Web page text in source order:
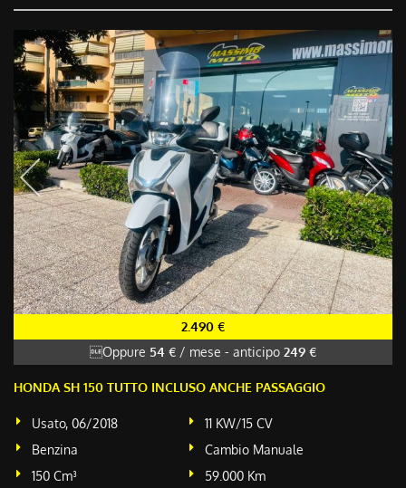
2.490 €
Oppure 54 € / mese - anticipo 249 €
HONDA SH 150 TUTTO INCLUSO ANCHE PASSAGGIO
Usato, 06/2018
11 KW/15 CV
Benzina
Cambio Manuale
150 Cm³
59.000 Km